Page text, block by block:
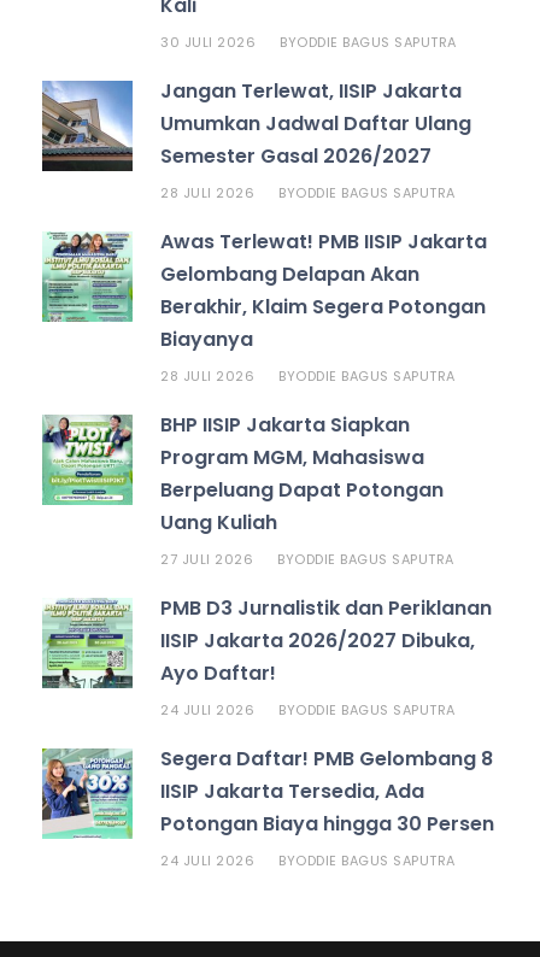
Kali
30 JULI 2026 BYODDIE BAGUS SAPUTRA
Jangan Terlewat, IISIP Jakarta
Umumkan Jadwal Daftar Ulang
Semester Gasal 2026/2027
28 JULI 2026 BYODDIE BAGUS SAPUTRA
Awas Terlewat! PMB IISIP Jakarta
Gelombang Delapan Akan
Berakhir, Klaim Segera Potongan
Biayanya
28 JULI 2026 BYODDIE BAGUS SAPUTRA
BHP IISIP Jakarta Siapkan
Program MGM, Mahasiswa
Berpeluang Dapat Potongan
Uang Kuliah
27 JULI 2026 BYODDIE BAGUS SAPUTRA
PMB D3 Jurnalistik dan Periklanan
IISIP Jakarta 2026/2027 Dibuka,
Ayo Daftar!
24 JULI 2026 BYODDIE BAGUS SAPUTRA
Segera Daftar! PMB Gelombang 8
IISIP Jakarta Tersedia, Ada
Potongan Biaya hingga 30 Persen
24 JULI 2026 BYODDIE BAGUS SAPUTRA